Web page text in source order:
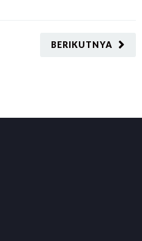
BERIKUTNYA